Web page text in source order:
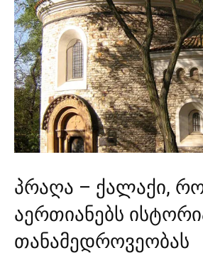
პრაღა – ქალაქი,
აერთიანებს
თანამედროვეობას